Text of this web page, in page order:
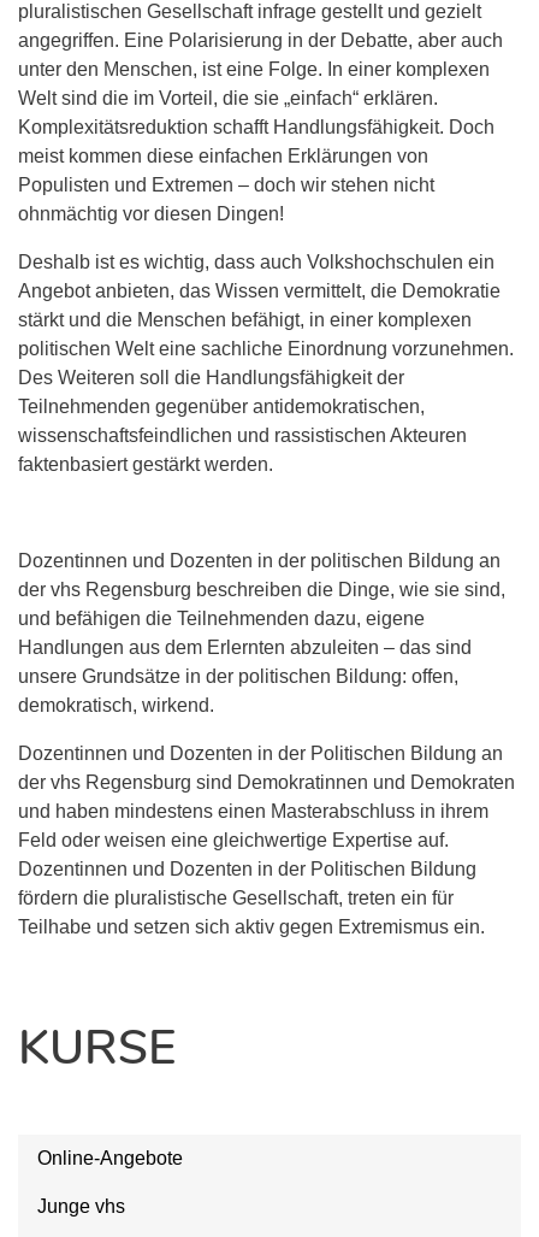
pluralistischen Gesellschaft infrage gestellt und gezielt
angegriffen. Eine Polarisierung in der Debatte, aber auch
unter den Menschen, ist eine Folge. In einer komplexen
Welt sind die im Vorteil, die sie „einfach“ erklären.
Komplexitätsreduktion schafft Handlungsfähigkeit. Doch
meist kommen diese einfachen Erklärungen von
Populisten und Extremen – doch wir stehen nicht
ohnmächtig vor diesen Dingen!
Deshalb ist es wichtig, dass auch Volkshochschulen ein
Angebot anbieten, das Wissen vermittelt, die Demokratie
stärkt und die Menschen befähigt, in einer komplexen
politischen Welt eine sachliche Einordnung vorzunehmen.
Des Weiteren soll die Handlungsfähigkeit der
Teilnehmenden gegenüber antidemokratischen,
wissenschaftsfeindlichen und rassistischen Akteuren
faktenbasiert gestärkt werden.
Dozentinnen und Dozenten in der politischen Bildung an
der vhs Regensburg beschreiben die Dinge, wie sie sind,
und befähigen die Teilnehmenden dazu, eigene
Handlungen aus dem Erlernten abzuleiten – das sind
unsere Grundsätze in der politischen Bildung: offen,
demokratisch, wirkend.
Dozentinnen und Dozenten in der Politischen Bildung an
der vhs Regensburg sind Demokratinnen und Demokraten
und haben mindestens einen Masterabschluss in ihrem
Feld oder weisen eine gleichwertige Expertise auf.
Dozentinnen und Dozenten in der Politischen Bildung
fördern die pluralistische Gesellschaft, treten ein für
Teilhabe und setzen sich aktiv gegen Extremismus ein.
KURSE
Online-Angebote
Junge vhs